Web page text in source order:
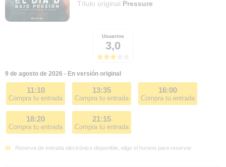
Título original Pressure
Usuarios
3,0
9 de agosto de 2026 - En versión original
11:10
Compra tu entrada
13:35
Compra tu entrada
16:00
Compra tu entrada
18:20
Compra tu entrada
21:15
Compra tu entrada
Reserva de entrada electrónica disponible, elige el horario para reservar